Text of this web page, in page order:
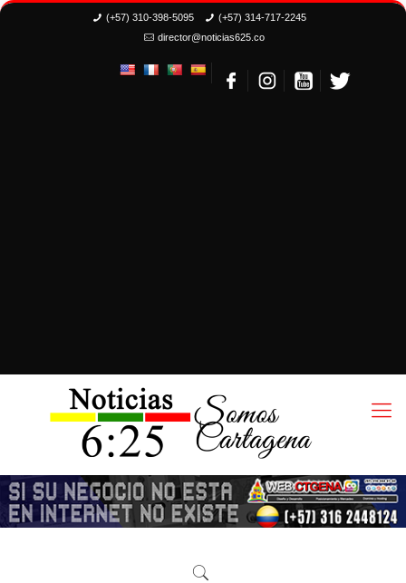
(+57) 310-398-5095
(+57) 314-717-2245
director@noticias625.co